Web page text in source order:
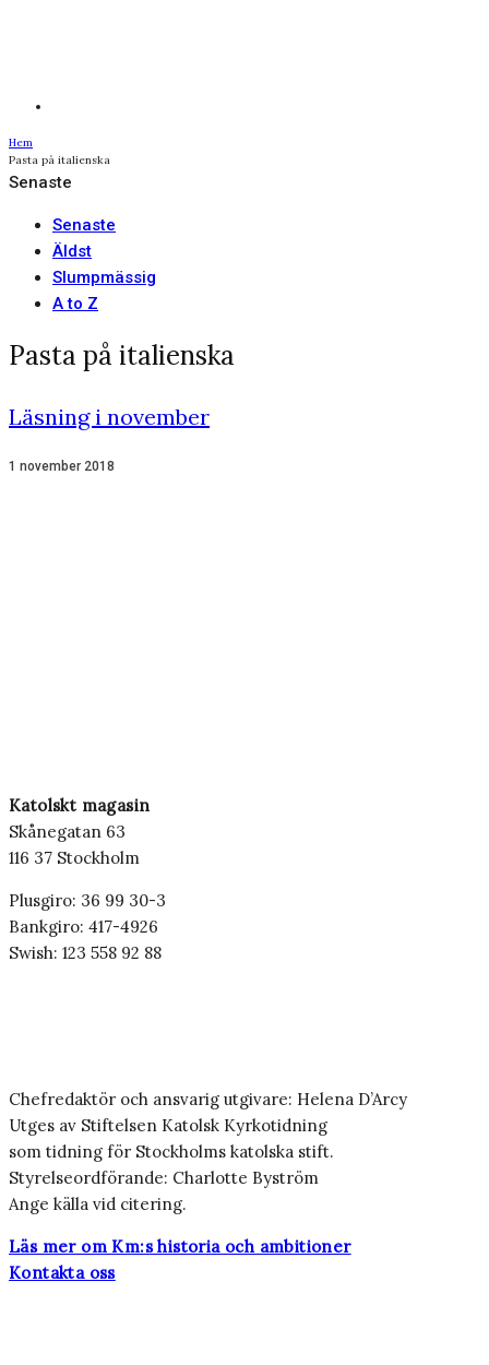
Hem
Pasta på italienska
Senaste
Senaste
Äldst
Slumpmässig
A to Z
Pasta på italienska
Läsning i november
1 november 2018
Katolskt magasin
Skånegatan 63
116 37 Stockholm
Plusgiro: 36 99 30-3
Bankgiro: 417-4926
Swish: 123 558 92 88
Chefredaktör och ansvarig utgivare: Helena D’Arcy
Utges av Stiftelsen Katolsk Kyrkotidning
som tidning för Stockholms katolska stift.
Styrelseordförande: Charlotte Byström
Ange källa vid citering.
Läs mer om Km:s historia och ambitioner
Kontakta oss